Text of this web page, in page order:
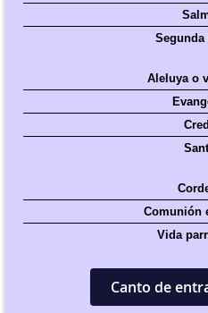
Segunda
Aleluya o
Comunión
Vida
Canto de